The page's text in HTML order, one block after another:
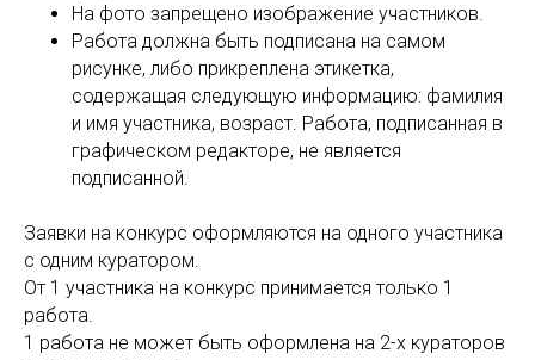
На фото запрещено изображение участников.
Работа должна быть подписана на самом
рисунке, либо прикреплена этикетка,
содержащая следующую информацию: фамилия
и имя участника, возраст. Работа, подписанная в
графическом редакторе, не является
подписанной.
Заявки на конкурс оформляются на одного участника
с одним куратором.
От 1 участника на конкурс принимается только 1
работа.
1 работа не может быть оформлена на 2-х кураторов